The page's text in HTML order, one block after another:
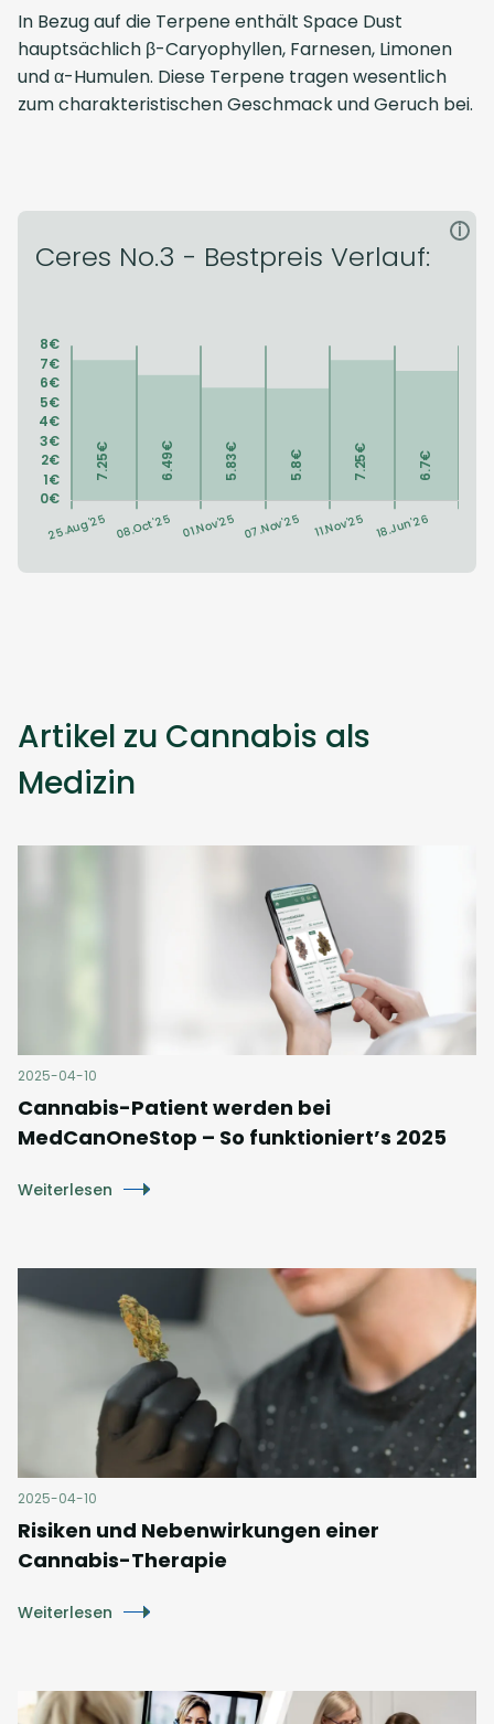
In Bezug auf die Terpene enthält Space Dust
hauptsächlich β-Caryophyllen, Farnesen, Limonen
und α-Humulen. Diese Terpene tragen wesentlich
zum charakteristischen Geschmack und Geruch bei.
Ceres No.3 - Bestpreis Verlauf:
i
Artikel zu Cannabis als
Medizin
2025-04-10
Cannabis-Patient werden bei
MedCanOneStop – So funktioniert’s 2025
Weiterlesen
2025-04-10
Risiken und Nebenwirkungen einer
Cannabis-Therapie
Weiterlesen